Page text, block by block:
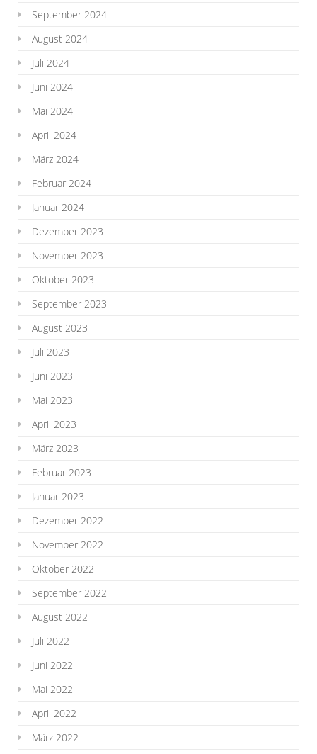
September 2024
August 2024
Juli 2024
Juni 2024
Mai 2024
April 2024
März 2024
Februar 2024
Januar 2024
Dezember 2023
November 2023
Oktober 2023
September 2023
August 2023
Juli 2023
Juni 2023
Mai 2023
April 2023
März 2023
Februar 2023
Januar 2023
Dezember 2022
November 2022
Oktober 2022
September 2022
August 2022
Juli 2022
Juni 2022
Mai 2022
April 2022
März 2022